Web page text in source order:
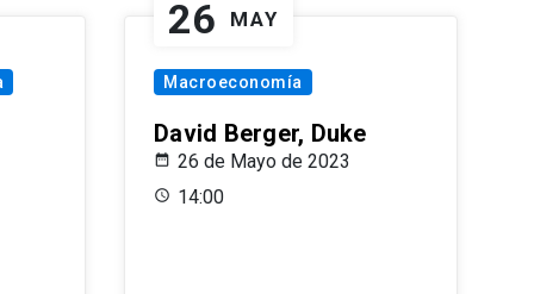
26 MAY
Macroeconomía
David Berger, Duke
26 de Mayo de 2023
14:00